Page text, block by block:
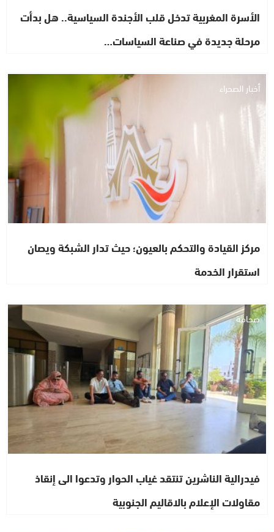
الأسرة المغربية تدخل قلب الأجندة السياسية.. هل بدأت
مرحلة جديدة في صناعة السياسات…
أخبار الصحراء
مركز القيادة والتحكم بالعيون؛ حيث تدار الشبكة ويصان
استقرار الخدمة
صحافة
فيدرالية الناشرين تنتقد غياب الحوار وتدعوا الى إنقاذ
مقاولات الإعلام بالاقاليم الجنوبية